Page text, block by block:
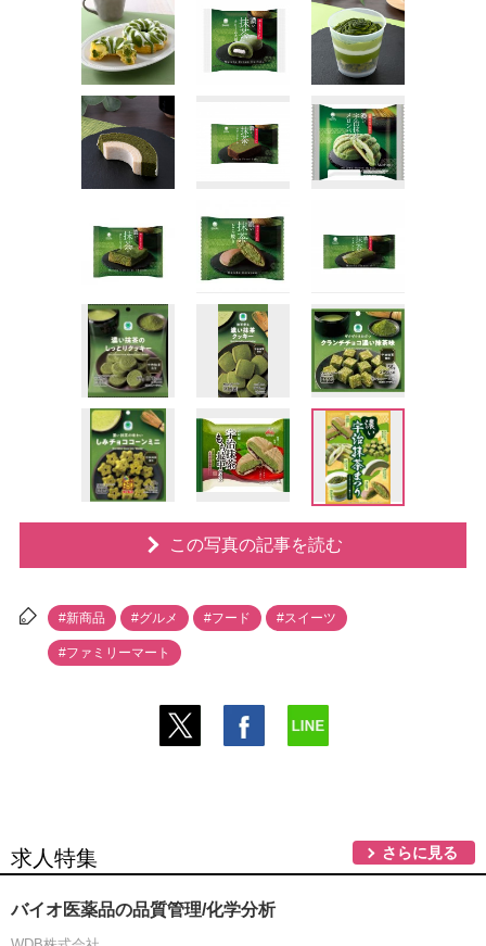
この写真の記事を読む
#新商品 #グルメ #フード #スイーツ
#ファミリーマート
求人特集 さらに見る
バイオ医薬品の品質管理/化学分析